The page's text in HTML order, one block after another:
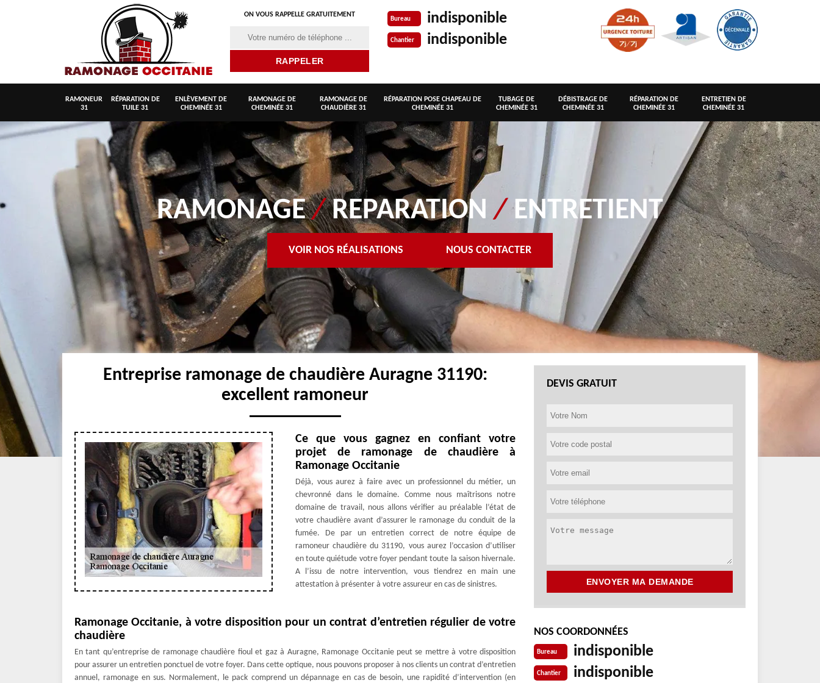
ON VOUS RAPPELLE GRATUITEMENT
Bureau indisponible
Chantier indisponible
RAMONEUR
31
RÉPARATION DE
TUILE 31
ENLÈVEMENT DE
CHEMINÉE 31
RAMONAGE DE
CHEMINÉE 31
RAMONAGE DE
CHAUDIÈRE 31
RÉPARATION POSE CHAPEAU DE
CHEMINÉE 31
TUBAGE DE
CHEMINÉE 31
DÉBISTRAGE DE
CHEMINÉE 31
RÉPARATION DE
CHEMINÉE 31
ENTRETIEN DE
CHEMINÉE 31
RAMONAGE/REPARATION/ENTRETIENT
VOIR NOS RÉALISATIONS NOUS CONTACTER
Entreprise ramonage de chaudière Auragne 31190:
excellent ramoneur
Ce que vous gagnez en confiant votre
projet de ramonage de chaudière à
Ramonage Occitanie
Déjà, vous aurez à faire avec un professionnel du métier, un
chevronné dans le domaine. Comme nous maîtrisons notre
domaine de travail, nous allons vérifier au préalable l’état de
votre chaudière avant d’assurer le ramonage du conduit de la
fumée. De par un entretien correct de notre équipe de
ramoneur chaudière du 31190, vous aurez l’occasion d’utiliser
en toute quiétude votre foyer pendant toute la saison hivernale.
A l’issu de notre intervention, vous tiendrez en main une
attestation à présenter à votre assureur en cas de sinistres.
Ramonage Occitanie, à votre disposition pour un contrat d’entretien régulier de votre
chaudière
En tant qu’entreprise de ramonage chaudière fioul et gaz à Auragne, Ramonage Occitanie peut se mettre à votre disposition
pour assurer un entretien ponctuel de votre foyer. Dans cette optique, nous pouvons proposer à nos clients un contrat d’entretien
annuel, ramonage en sus. Normalement, le pack comprend un dépannage en cas de besoin, une rapidité d’intervention (en
DEVIS GRATUIT
NOS COORDONNÉES
Bureau indisponible
Chantier indisponible